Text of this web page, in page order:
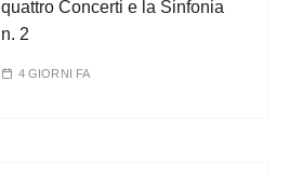
quattro Concerti e la Sinfonia
n. 2
4 GIORNI FA